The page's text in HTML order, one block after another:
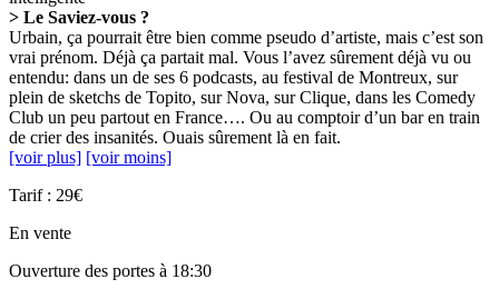
> Le Saviez-vous ?
Urbain, ça pourrait être bien comme pseudo d’artiste, mais c’est son
vrai prénom. Déjà ça partait mal. Vous l’avez sûrement déjà vu ou
entendu: dans un de ses 6 podcasts, au festival de Montreux, sur
plein de sketchs de Topito, sur Nova, sur Clique, dans les Comedy
Club un peu partout en France…. Ou au comptoir d’un bar en train
de crier des insanités. Ouais sûrement là en fait.
[voir plus] [voir moins]
Tarif : 29€
En vente
Ouverture des portes à 18:30